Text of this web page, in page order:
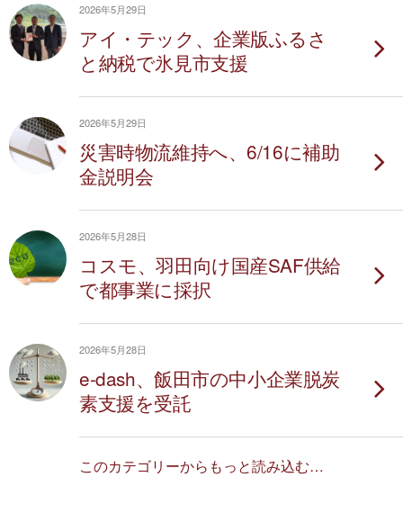
2026年5月29日
アイ・テック、企業版ふるさ
と納税で氷見市支援
2026年5月29日
災害時物流維持へ、6/16に補助
金説明会
2026年5月28日
コスモ、羽田向け国産SAF供給
で都事業に採択
2026年5月28日
e-dash、飯田市の中小企業脱炭
素支援を受託
このカテゴリーからもっと読み込む…